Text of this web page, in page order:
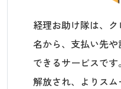
経理お助け隊は、
名から、支払い先
できるサービスで
解放され、よりス